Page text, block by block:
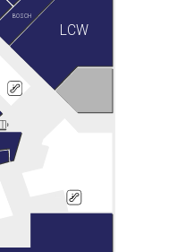
BOSCH
LCW